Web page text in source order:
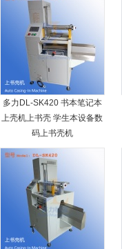
多力DL-SK420 书本笔记本
上壳机上书壳 学生本设备数
码上书壳机